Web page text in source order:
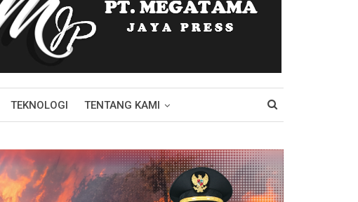
TEKNOLOGI TENTANG KAMI